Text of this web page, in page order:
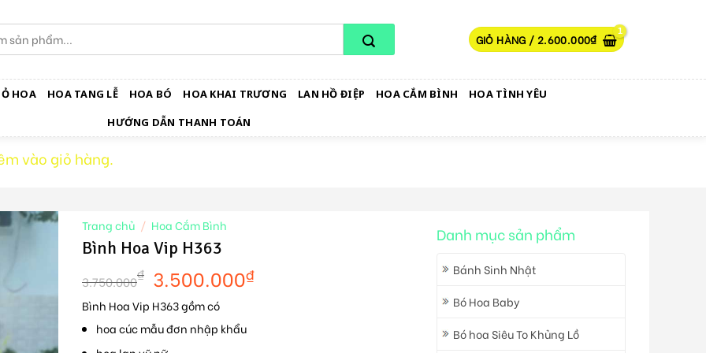
GIỎ HÀNG / 2.600.000₫
HOA HOA TANG LỄ HOA BÓ HOA KHAI TRƯƠNG LAN HỒ ĐIỆP HOA CẮM BÌNH
HOA TÌNH YÊU
HƯỚNG DẪN THANH TOÁN
vào giỏ hàng.
Danh mục sản phẩm
Bánh Sinh Nhật
Bó Hoa Baby
Bó hoa Siêu To Khủng Lồ
Trang chủ / Hoa Cắm Bình
Bình Hoa Vip H363
3.750.000₫ 3.500.000₫
Bình Hoa Vip H363 gồm có
hoa cúc mẫu đơn nhập khẩu